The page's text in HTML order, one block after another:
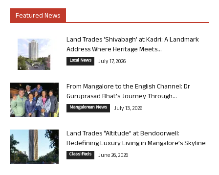
Featured News
Land Trades ‘Shivabagh’ at Kadri: A Landmark
Address Where Heritage Meets...
Local News July 17, 2026
From Mangalore to the English Channel: Dr
Guruprasad Bhat’s Journey Through...
Mangalorean News July 13, 2026
Land Trades “Altitude” at Bendoorwell:
Redefining Luxury Living in Mangalore’s Skyline
Classifieds June 26, 2026